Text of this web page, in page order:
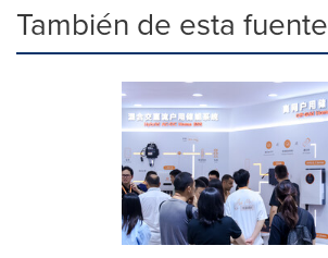
También de esta fuente